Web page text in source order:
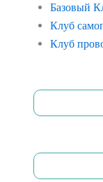
Базовый
Клуб
Клуб